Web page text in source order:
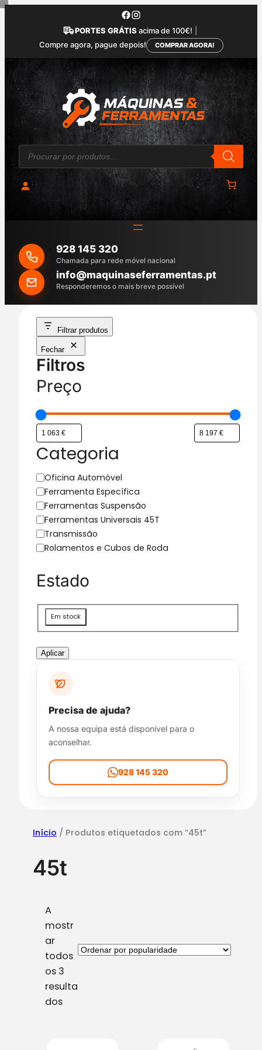
Saltar
conteúdo
PORTES GRÁTIS acima de 100€!
Compre agora, pague depois!
COMPRAR AGORA!
P
o
u
r
c
h
928 145 320
Chamada para rede móvel nacional
info@maquinaseferramentas.pt
Responderemos o mais breve possível
Filtrar produtos
Fechar
Filtros
Preço
Categoria
C
a
t
e
g
o
r
a
Oficina Automóvel
Ferramenta Específica
Ferramentas Suspensão
Ferramentas Universais 45T
Transmissão
Rolamentos e Cubos de Roda
Estado
i
p
b
a
d
e
Em stock
Aplicar
Precisa de ajuda?
A nossa equipa está disponível para o
aconselhar.
928 145 320
Início / Produtos etiquetados com “45t”
45t
A
mostr
ar
todos
os 3
resulta
dosO